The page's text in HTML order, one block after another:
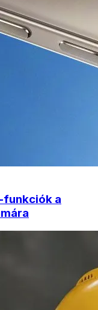
funkciók a